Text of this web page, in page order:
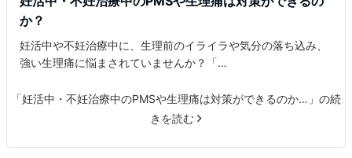
か？
妊活中や不妊治療中に、生理前のイライラや気分の落ち込み、
強い生理痛に悩まされていませんか？「…
「妊活中・不妊治療中のPMSや生理痛は対策ができるのか…」の続
きを読む